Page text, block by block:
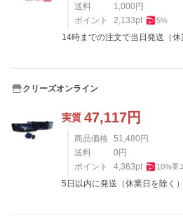
送料
1,000円
ポイント
2,133pt 5%
14時までの注文で当日発送（休
クリーズオンライン
実質 47,117円
商品価格 51,480円
送料
0円
ポイント
4,363pt 10%要
5日以内に発送（休業日を除く）